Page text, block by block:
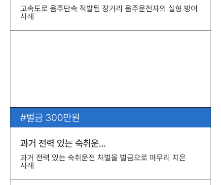
고속도로 음주단속 적발된 장거리 음주운전자의 실형 방어
사례
벌금 300만원
과거 전력 있는 숙취운…
과거 전력 있는 숙취운전 처벌을 벌금으로 마무리 지은
사례